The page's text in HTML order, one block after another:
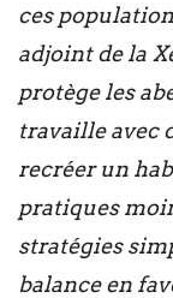
ces
adjoint de la
protège les
travaille avec
recréer un
pratiques
stratégies
balance en